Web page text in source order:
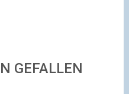
GEFALLEN